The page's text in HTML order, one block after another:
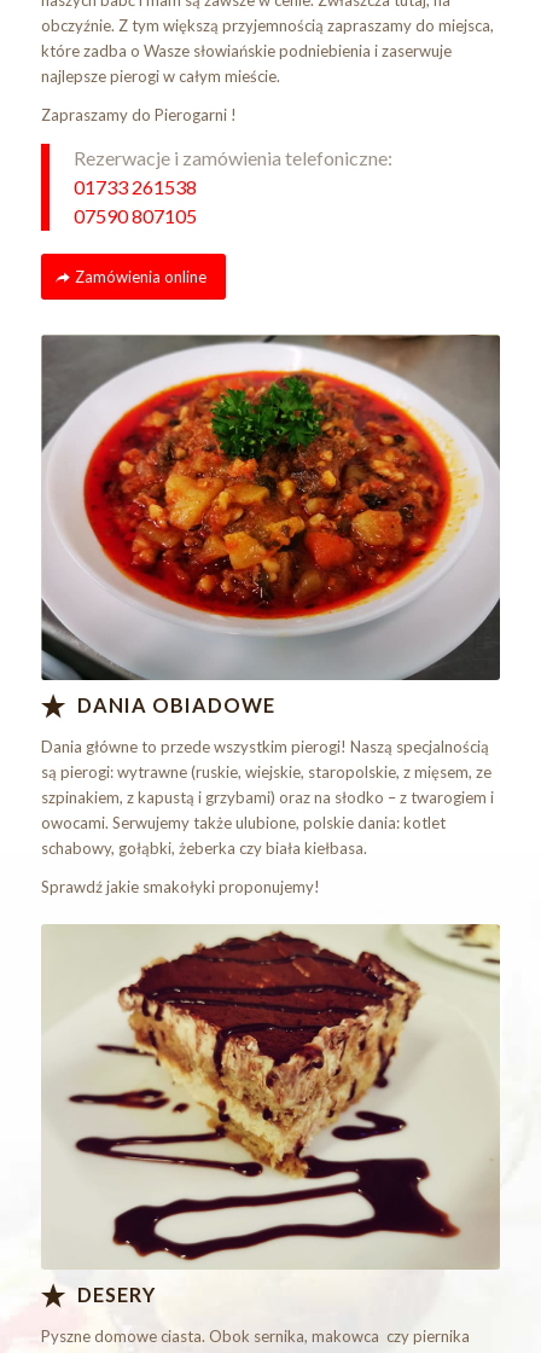
obczyźnie. Z tym większą przyjemnością zapraszamy do miejsca,
które zadba o Wasze słowiańskie podniebienia i zaserwuje
najlepsze pierogi w całym mieście.
Zapraszamy do Pierogarni !
Rezerwacje i zamówienia telefoniczne:
01733 261538
07590 807105
Zamówienia online
Dania obiadowe
DANIA OBIADOWE
Dania główne to przede wszystkim pierogi! Naszą specjalnością
są pierogi: wytrawne (ruskie, wiejskie, staropolskie, z mięsem, ze
szpinakiem, z kapustą i grzybami) oraz na słodko – z twarogiem i
owocami. Serwujemy także ulubione, polskie dania: kotlet
schabowy, gołąbki, żeberka czy biała kiełbasa.
Sprawdź jakie smakołyki proponujemy!
Desery
DESERY
Pyszne domowe ciasta. Obok sernika, makowca czy piernika